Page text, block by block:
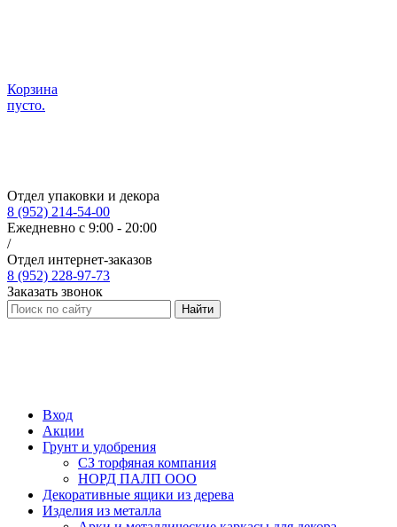
Корзина
пусто.
Отдел упаковки и декора
8 (952) 214-54-00
Ежедневно с 9:00 - 20:00
/
Отдел интернет-заказов
8 (952) 228-97-73
Заказать звонок
Найти
Вход
Акции
Грунт и удобрения
СЗ торфяная компания
НОРД ПАЛП ООО
Декоративные ящики из дерева
Изделия из металла